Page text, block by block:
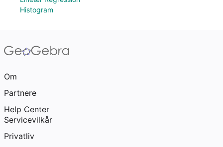
Histogram
Om
Partnere
Help Center
Servicevilkår
Privatliv